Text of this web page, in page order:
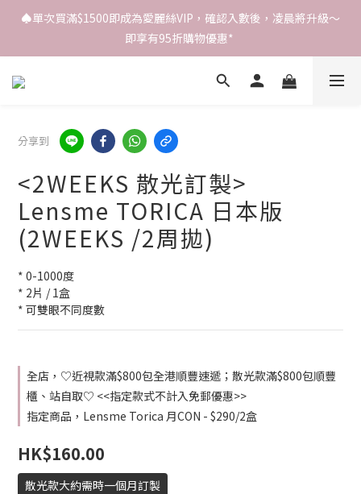
♠️單次買滿$1500即成為愛麗絲VIP，確認入數後，凌晨將升級～
即享有95折購物優惠*
分享到
<2WEEKS 散光訂製>
Lensme TORICA 日本版
(2WEEKS /2周拋)
* 0-1000度
* 2片 / 1盒
* 可雙眼不同度數
全店，♡近視款滿$800包全港順豐速遞；散光款滿$800包順豐
櫃、站自取♡ <<指定款式不計入免郵優惠>>
指定商品，Lensme Torica 月CON - $290/2盒
HK$160.00
散光款大約需時一個月訂製